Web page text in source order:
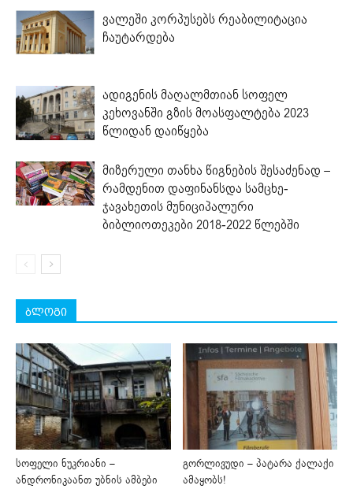
ვალეში კორპუსებს რეაბილიტაცია
ჩაუტარდება
ადიგენის მაღალმთიან სოფელ
კეხოვანში გზის მოასფალტება 2023
წლიდან დაიწყება
მიზერული თანხა წიგნების შესაძენად –
რამდენით დაფინანსდა სამცხე-
ჯავახეთის მუნიციპალური
ბიბლიოთეკები 2018-2022 წლებში
ბლოგი
სოფელი ნუკრიანი –
ანდრონიკაანთ უბნის ამბები
გორლივუდი – პატარა ქალაქი
ამაყობს!